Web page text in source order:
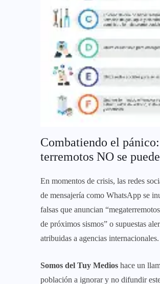
Combatiendo el
terremotos NO se
En momentos de crisis, las redes
de mensajería como WhatsApp se
falsas que anuncian
de próximos sismos” o supuestas
atribuidas a agencias internacionales.
Somos del Tuy Medios hace un
población a ignorar y no difundir